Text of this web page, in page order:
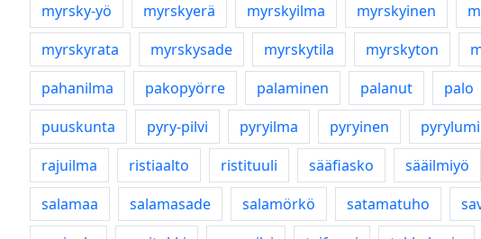
myrsky-yö
myrskyerä myrskyilma myrskyinen
myrskyrata
myrskysade myrskytila myrskyton
pahanilma
pakopyörre palaminen palanut palo
puuskunta
pyry-pilvi pyryilma pyryinen pyrylumi
rajuilma
ristiaalto ristituuli sääfiasko sääilmiyö
salamaa
salamasade salamörkö satamatuho